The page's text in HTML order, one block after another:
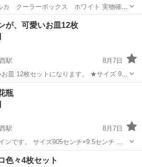
す^_^
浦西駅 家庭用品
が、可愛いお皿12枚
駅
8月7日
お皿 12枚セットになります。 ★サイズ 9セ
なります。 お祝い事に使えますね。 で
る方を優先させていただきます。 よろし
こ浦西駅
瓶
駅
8月7日
チ×9.5センチ 高
します。
こ浦西駅 家庭用品
色々4枚セット